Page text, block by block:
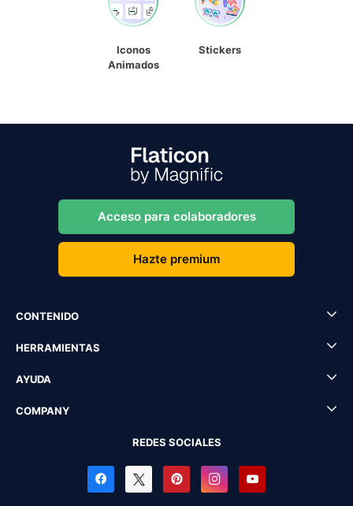
Iconos
Animados
Stickers
Acceso para colaboradores
Hazte premium
CONTENIDO
HERRAMIENTAS
AYUDA
COMPANY
REDES SOCIALES